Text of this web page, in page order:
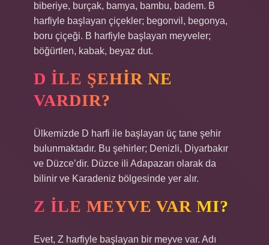
biberiye, burçak, bamya, bambu, badem. B
harfiyle başlayan çiçekler; begonvil, begonya,
boru çiçeği. B harfiyle başlayan meyveler;
böğürtlen, kabak, beyaz dut.
D ILE ŞEHIR NE
VARDIR?
Ülkemizde D harfi ile başlayan üç tane şehir
bulunmaktadır. Bu şehirler; Denizli, Diyarbakır
ve Düzce’dir. Düzce ili Adapazarı olarak da
bilinir ve Karadeniz bölgesinde yer alır.
Z ILE MEYVE VAR MI?
Evet, Z harfiyle başlayan bir meyve var. Adı